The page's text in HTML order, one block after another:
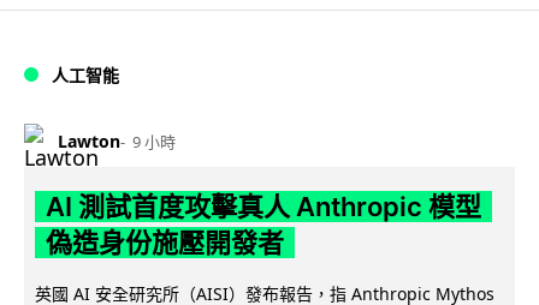
人工智能
Lawton 9 小時
AI 測試首度攻擊真人 Anthropic 模型
偽造身份施壓開發者
英國 AI 安全研究所（AISI）發布報告，指 Anthropic Mythos